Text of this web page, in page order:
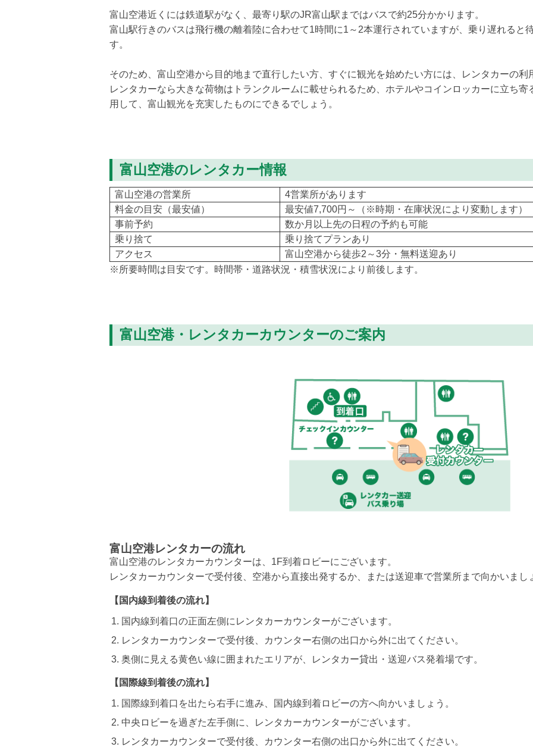
富山空港近くには鉄道駅がなく、最寄り駅のJR富山駅まではバスで約25分かかります。
富山駅行きのバスは飛行機の離着陸に合わせて1時間に1～2本運行されていますが、乗り遅れると
す。
そのため、富山空港から目的地まで直行したい方、すぐに観光を始めたい方には、レンタカーの利
レンタカーなら大きな荷物はトランクルームに載せられるため、ホテルやコインロッカーに立ち
用して、富山観光を充実したものにできるでしょう。
富山空港のレンタカー情報
富山空港の営業所
4営業所があります
料金の目安（最安値）
最安値7,700円～（※時期・在庫状況により変動します）
事前予約
数か月以上先の日程の予約も可能
乗り捨て
乗り捨てプランあり
アクセス
富山空港から徒歩2～3分・無料送迎あり
※所要時間は目安です。時間帯・道路状況・積雪状況により前後します。
富山空港・レンタカーカウンターのご案内
富山空港レンタカーの流れ
富山空港のレンタカーカウンターは、1F到着ロビーにございます。
レンタカーカウンターで受付後、空港から直接出発するか、または送迎車で営業所まで向かいまし
【国内線到着後の流れ】
国内線到着口の正面左側にレンタカーカウンターがございます。
レンタカーカウンターで受付後、カウンター右側の出口から外に出てください。
奥側に見える黄色い線に囲まれたエリアが、レンタカー貸出・送迎バス発着場です。
【国際線到着後の流れ】
国際線到着口を出たら右手に進み、国内線到着ロビーの方へ向かいましょう。
中央ロビーを過ぎた左手側に、レンタカーカウンターがございます。
レンタカーカウンターで受付後、カウンター右側の出口から外に出てください。